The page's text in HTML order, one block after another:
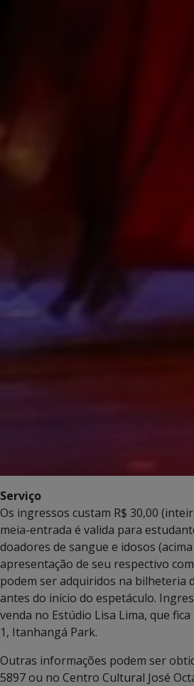
Serviço
Os ingressos custam R$ 30,00
meia-entrada é valida para
doadores de sangue e idosos
apresentação de seu respectivo
podem ser adquiridos na bilheteria
antes do início do espetáculo.
venda no Estúdio Lisa Lima, que
1, Itanhangá Park.
Outras informações podem ser
5897 ou no Centro Cultural José